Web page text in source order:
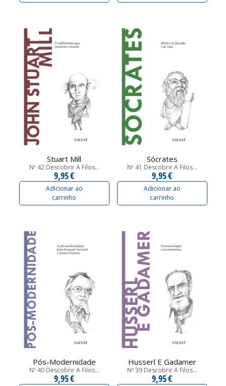
Stuart Mill
Nº 42 Descobrir A Filos...
9,95 €
Adicionar ao
carrinho
Sócrates
Nº 41 Descobrir A Filos...
9,95 €
Adicionar ao
carrinho
Pós-Modernidade
Nº 40 Descobrir A Filos...
9,95 €
Husserl E Gadamer
Nº 39 Descobrir A Filos...
9,95 €